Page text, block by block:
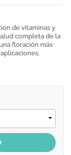
de vitaminas y
completa de la
floración más